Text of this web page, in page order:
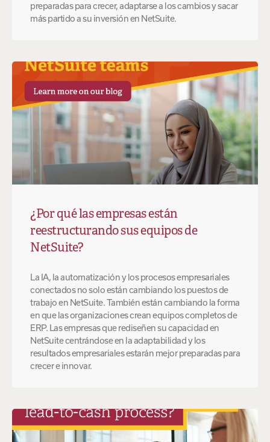
preparadas para crecer, adaptarse a los cambios y sacar
más partido a su inversión en NetSuite.
¿Por qué las empresas están
reestructurando sus equipos de
NetSuite?
La IA, la automatización y los procesos empresariales
conectados no solo están cambiando los puestos de
trabajo en NetSuite. También están cambiando la forma
en que las organizaciones crean equipos completos de
ERP. Las empresas que rediseñen su capacidad en
NetSuite centrándose en la adaptabilidad y los
resultados empresariales estarán mejor preparadas para
crecer e innovar.